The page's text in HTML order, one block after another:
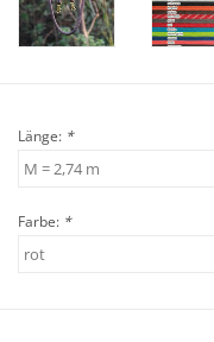
Länge: *
Farbe: *